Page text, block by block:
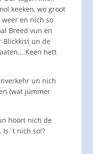
keeken, wo groot
en nich so
Breed vun en
Blickkist un de
Keen hett
un nich
(wat jümmer
höört nich de
Is´t nich so!?